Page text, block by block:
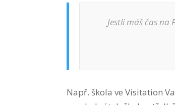
Jestli máš čas na
Např. škola ve Visitation